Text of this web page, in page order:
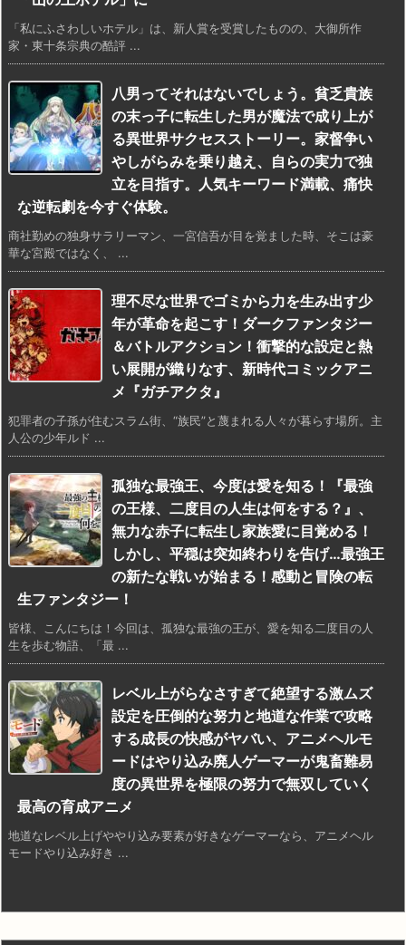
「私にふさわしいホテル」は、新人賞を受賞したものの、大御所作
家・東十条宗典の酷評 ...
八男ってそれはないでしょう。貧乏貴族
の末っ子に転生した男が魔法で成り上が
る異世界サクセスストーリー。家督争い
やしがらみを乗り越え、自らの実力で独
立を目指す。人気キーワード満載、痛快
な逆転劇を今すぐ体験。
商社勤めの独身サラリーマン、一宮信吾が目を覚ました時、そこは豪
華な宮殿ではなく、 ...
理不尽な世界でゴミから力を生み出す少
年が革命を起こす！ダークファンタジー
＆バトルアクション！衝撃的な設定と熱
い展開が織りなす、新時代コミックアニ
メ『ガチアクタ』
犯罪者の子孫が住むスラム街、“族民”と蔑まれる人々が暮らす場所。主
人公の少年ルド ...
孤独な最強王、今度は愛を知る！『最強
の王様、二度目の人生は何をする？』、
無力な赤子に転生し家族愛に目覚める！
しかし、平穏は突如終わりを告げ…最強王
の新たな戦いが始まる！感動と冒険の転
生ファンタジー！
皆様、こんにちは！今回は、孤独な最強の王が、愛を知る二度目の人
生を歩む物語、「最 ...
レベル上がらなさすぎて絶望する激ムズ
設定を圧倒的な努力と地道な作業で攻略
する成長の快感がヤバい、アニメヘルモ
ードはやり込み廃人ゲーマーが鬼畜難易
度の異世界を極限の努力で無双していく
最高の育成アニメ
地道なレベル上げややり込み要素が好きなゲーマーなら、アニメヘル
モードやり込み好き ...